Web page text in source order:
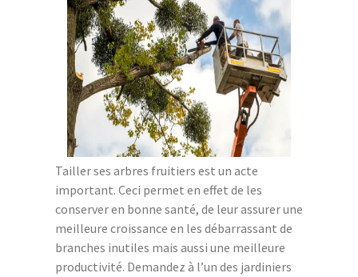
Tailler ses arbres fruitiers est un acte
important. Ceci permet en effet de les
conserver en bonne santé, de leur assurer une
meilleure croissance en les débarrassant de
branches inutiles mais aussi une meilleure
productivité. Demandez à l’un des jardiniers